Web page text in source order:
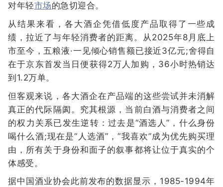
对年轻市场的急切迎合。
从结果来看，各大酒企凭借低度产品取得了一些成
绩，拉近了与年轻消费者的距离。从2025年8月底上
市至今，五粮液·一见倾心销售额已接近3亿元‌‌;舍得自
在于京东首发当日便获得2万人加购，36小时热销达
到1.2万单。
但客观来说，各大酒企在产品端的这些尝试并未消解
真正的代际隔阂。究其根源，当前白酒与消费者之间
的权力关系已发生逆转：过去是“酒选人”，什么身份
喝什么酒;现在是“人选酒”，“我喜欢”成为优先购买理
由，所有关于身份和面子的叙事都将让位于真实的个
体感受。
据中国酒业协会此前发布的数据显示，1985-1994年